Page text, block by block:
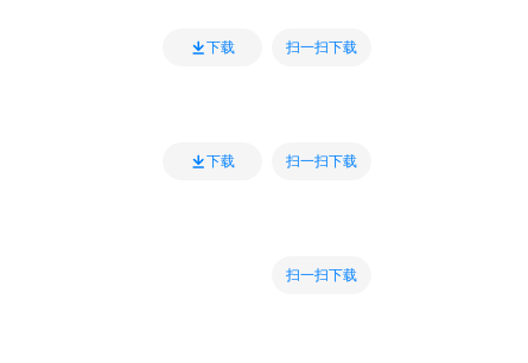
下载 扫一扫下载
下载 扫一扫下载
扫一扫下载